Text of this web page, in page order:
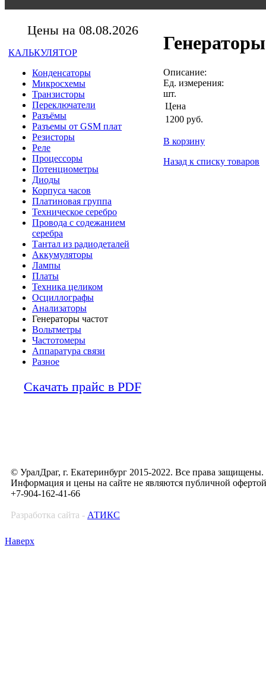
Цены на 08.08.2026
КАЛЬКУЛЯТОР
Конденсаторы
Микросхемы
Транзисторы
Переключатели
Разъёмы
Разъемы от GSM плат
Резисторы
Реле
Процессоры
Потенциометры
Диоды
Корпуса часов
Платиновая группа
Техническое серебро
Провода с содежанием
серебра
Тантал из радиодеталей
Аккумуляторы
Лампы
Платы
Техника целиком
Осциллографы
Анализаторы
Генераторы частот
Вольтметры
Частотомеры
Аппаратура связи
Разное
Скачать прайс в PDF
Описание:
Ед. измерения:
шт.
Цена
1200 руб.
В корзину
Назад к списку товаров
© УралДраг, г. Екатеринбург 2015-2022. Все права защищены.
Информация и цены на сайте не являются публичной офертой
+7-904-162-41-66
Разработка сайта - АТИКС
Наверх